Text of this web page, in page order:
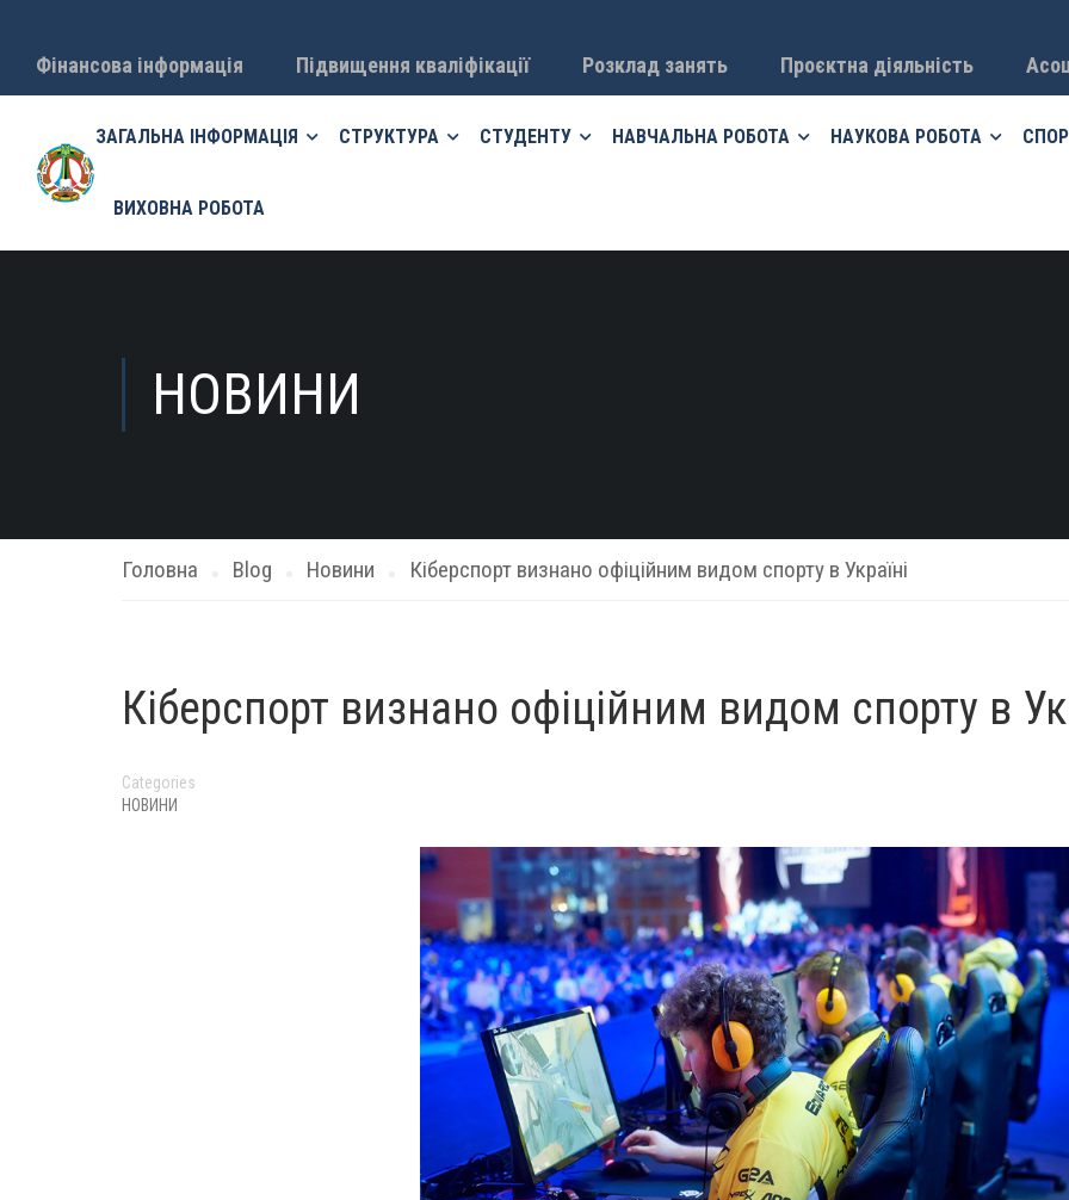
Фінансова інформація Підвищення кваліфікації Розклад занять Проєктна діяльність
ЗАГАЛЬНА ІНФОРМАЦІЯ СТРУКТУРА СТУДЕНТУ НАВЧАЛЬНА РОБОТА НАУКОВА РОБОТА
ВИХОВНА РОБОТА
НОВИНИ
Головна Blog Новини Кіберспорт визнано офіційним видом спорту в Україні
Кіберспорт визнано офіційним видом спорту в
Categories
НОВИНИ